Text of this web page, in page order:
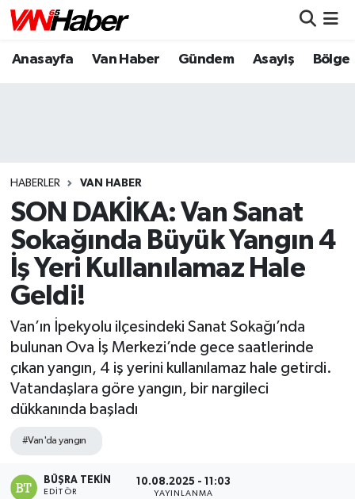
Anasayfa Van Haber Gündem Asayiş Bölge
HABERLER VAN HABER
SON DAKİKA: Van Sanat
Sokağında Büyük Yangın 4
İş Yeri Kullanılamaz Hale
Geldi!
Van’ın İpekyolu ilçesindeki Sanat Sokağı’nda
bulunan Ova İş Merkezi’nde gece saatlerinde
çıkan yangın, 4 iş yerini kullanılamaz hale getirdi.
Vatandaşlara göre yangın, bir nargileci
dükkanında başladı
#Van'da yangın
BÜŞRA TEKIN
EDITÖR
10.08.2025 - 11:03
YAYINLANMA
Nöbetçi Eczaneler
Puan Durumu ve Fikstür
Tüm Manşetler
Son Dakika Haberleri
Haber Arşivi